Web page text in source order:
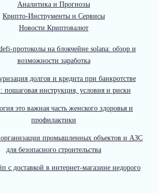
Аналитика и Прогнозы
Крипто-Инструменты и Сервисы
Новости Криптовалют
протоколы на блокчейне solana: обзор и
возможности заработка
долгов и кредита при банкротстве
пошаговая инструкция, условия и риски
это важная часть женского здоровья и
профилактики
промышленных объектов и АЗС
для безопасного строительства
с доставкой в интернет-магазине недорого